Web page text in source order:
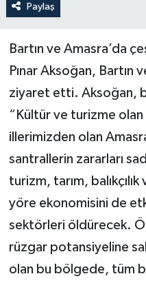
Paylaş
Bartın ve Amasra’da
Pınar Aksoğan, Bartın
ziyaret etti. Aksoğan,
“Kültür ve turizme
illerimizden olan
santrallerin zararları
turizm, tarım,
yöre ekonomisini de
sektörleri öldürecek.
rüzgar potansiyeline
olan bu bölgede, tüm
DÜNYA
YEREL